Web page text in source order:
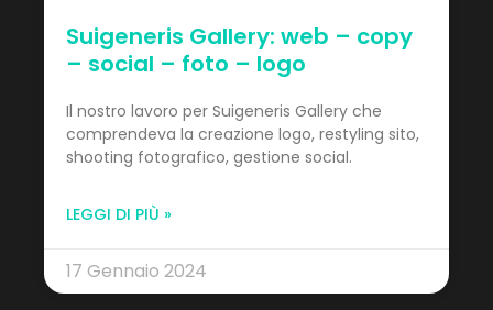
Suigeneris Gallery: web – copy
– social – foto – logo
Il nostro lavoro per Suigeneris Gallery che
comprendeva la creazione logo, restyling sito,
shooting fotografico, gestione social.
LEGGI DI PIÙ »
17 Gennaio 2024